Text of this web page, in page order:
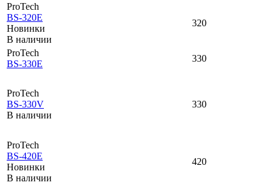
ProTech
BS-320E
Новинки
В наличии
320
ProTech
BS-330E
330
ProTech
BS-330V
В наличии
330
ProTech
BS-420E
Новинки
В наличии
420